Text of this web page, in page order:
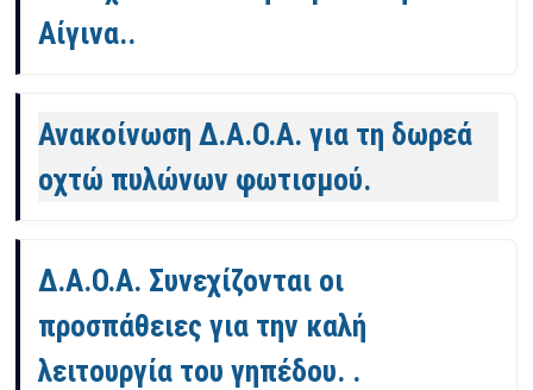
Αίγινα..
Ανακοίνωση Δ.Α.Ο.Α. για τη δωρεά
οχτώ πυλώνων φωτισμού.
Δ.Α.Ο.Α. Συνεχίζονται οι
προσπάθειες για την καλή
λειτουργία του γηπέδου. .